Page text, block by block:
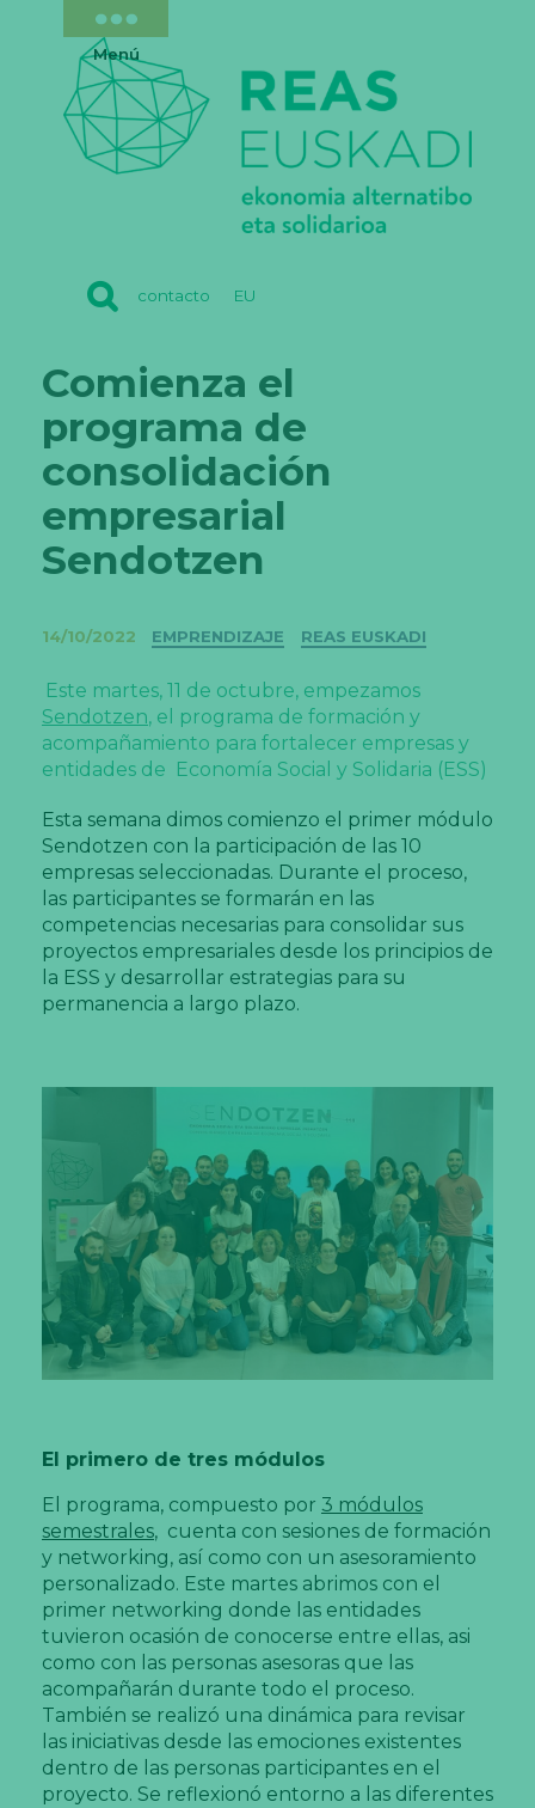
contacto EU
Menú
Comienza el
programa de
consolidación
empresarial
Sendotzen
14/10/2022 Categorías
EMPRENDIZAJE REAS EUSKADI
Este martes, 11 de octubre, empezamos
Sendotzen, el programa de formación y
acompañamiento para fortalecer empresas y
entidades de Economía Social y Solidaria (ESS)
Esta semana dimos comienzo el primer módulo
Sendotzen con la participación de las 10
empresas seleccionadas. Durante el proceso,
las participantes se formarán en las
competencias necesarias para consolidar sus
proyectos empresariales desde los principios de
la ESS y desarrollar estrategias para su
permanencia a largo plazo.
El primero de tres módulos
El programa, compuesto por 3 módulos
semestrales, cuenta con sesiones de formación
y networking, así como con un asesoramiento
personalizado. Este martes abrimos con el
primer networking donde las entidades
tuvieron ocasión de conocerse entre ellas, asi
como con las personas asesoras que las
acompañarán durante todo el proceso.
También se realizó una dinámica para revisar
las iniciativas desde las emociones existentes
dentro de las personas participantes en el
proyecto. Se reflexionó entorno a las diferentes